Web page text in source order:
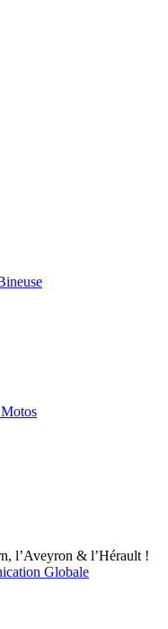
l’Aveyron & l’Hérault !
Globale